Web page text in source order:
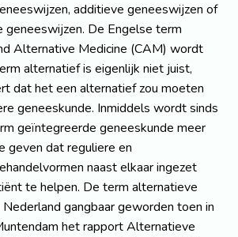
additieve geneeswijzen of
De Engelse term
Alternative Medicine (CAM) wordt
alternatief is eigenlijk niet juist,
dat het een alternatief zou moeten
geneeskunde. Inmiddels wordt sinds
geïntegreerde geneeskunde meer
geven dat reguliere en
naast elkaar ingezet
te helpen. De term alternatieve
gangbaar geworden toen in
het rapport Alternatieve